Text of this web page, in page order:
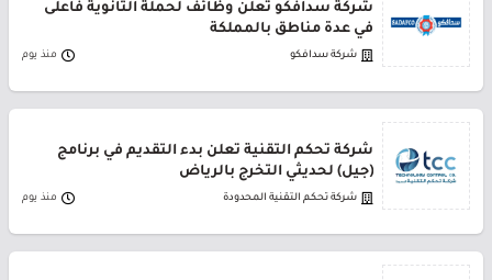
شركة سدافكو تعلن وظائف لحملة الثانوية فأعلى
في عدة مناطق بالمملكة
شركة سدافكو منذ يوم
شركة تحكم التقنية تعلن بدء التقديم في برنامج
(جيل) لحديثي التخرج بالرياض
شركة تحكم التقنية المحدودة منذ يوم